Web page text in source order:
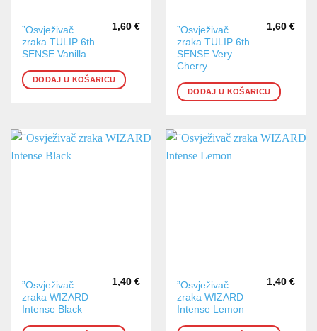
”Osvježivač
zraka TULIP 6th
SENSE Vanilla
1,60 €
DODAJ U KOŠARICU
”Osvježivač
zraka TULIP 6th
SENSE Very
Cherry
1,60 €
DODAJ U KOŠARICU
”Osvježivač
zraka WIZARD
Intense Black
1,40 €
”Osvježivač
zraka WIZARD
Intense Lemon
1,40 €